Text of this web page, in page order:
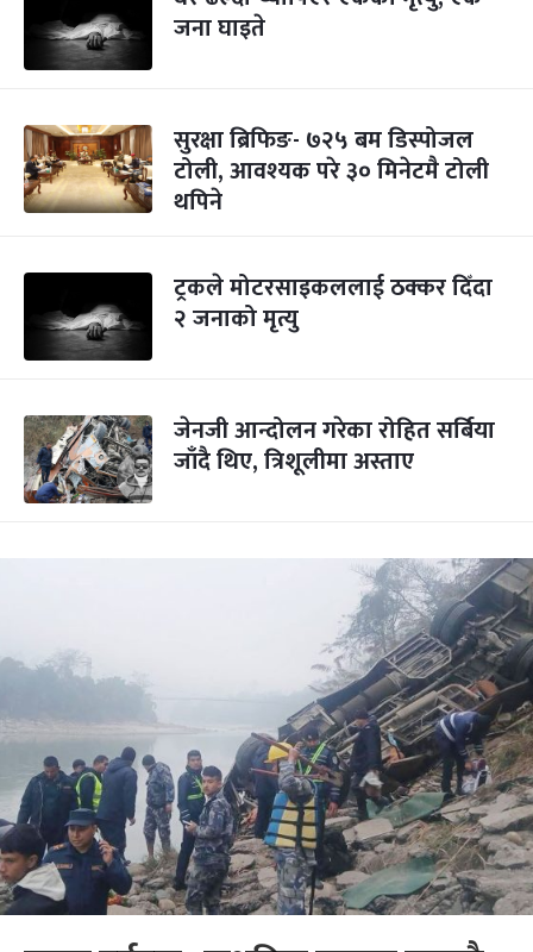
जना घाइते
सुरक्षा ब्रिफिङ- ७२५ बम डिस्पोजल
टोली, आवश्यक परे ३० मिनेटमै टोली
थपिने
ट्रकले मोटरसाइकललाई ठक्कर दिँदा
२ जनाको मृत्यु
जेनजी आन्दोलन गरेका रोहित सर्बिया
जाँदै थिए, त्रिशूलीमा अस्ताए